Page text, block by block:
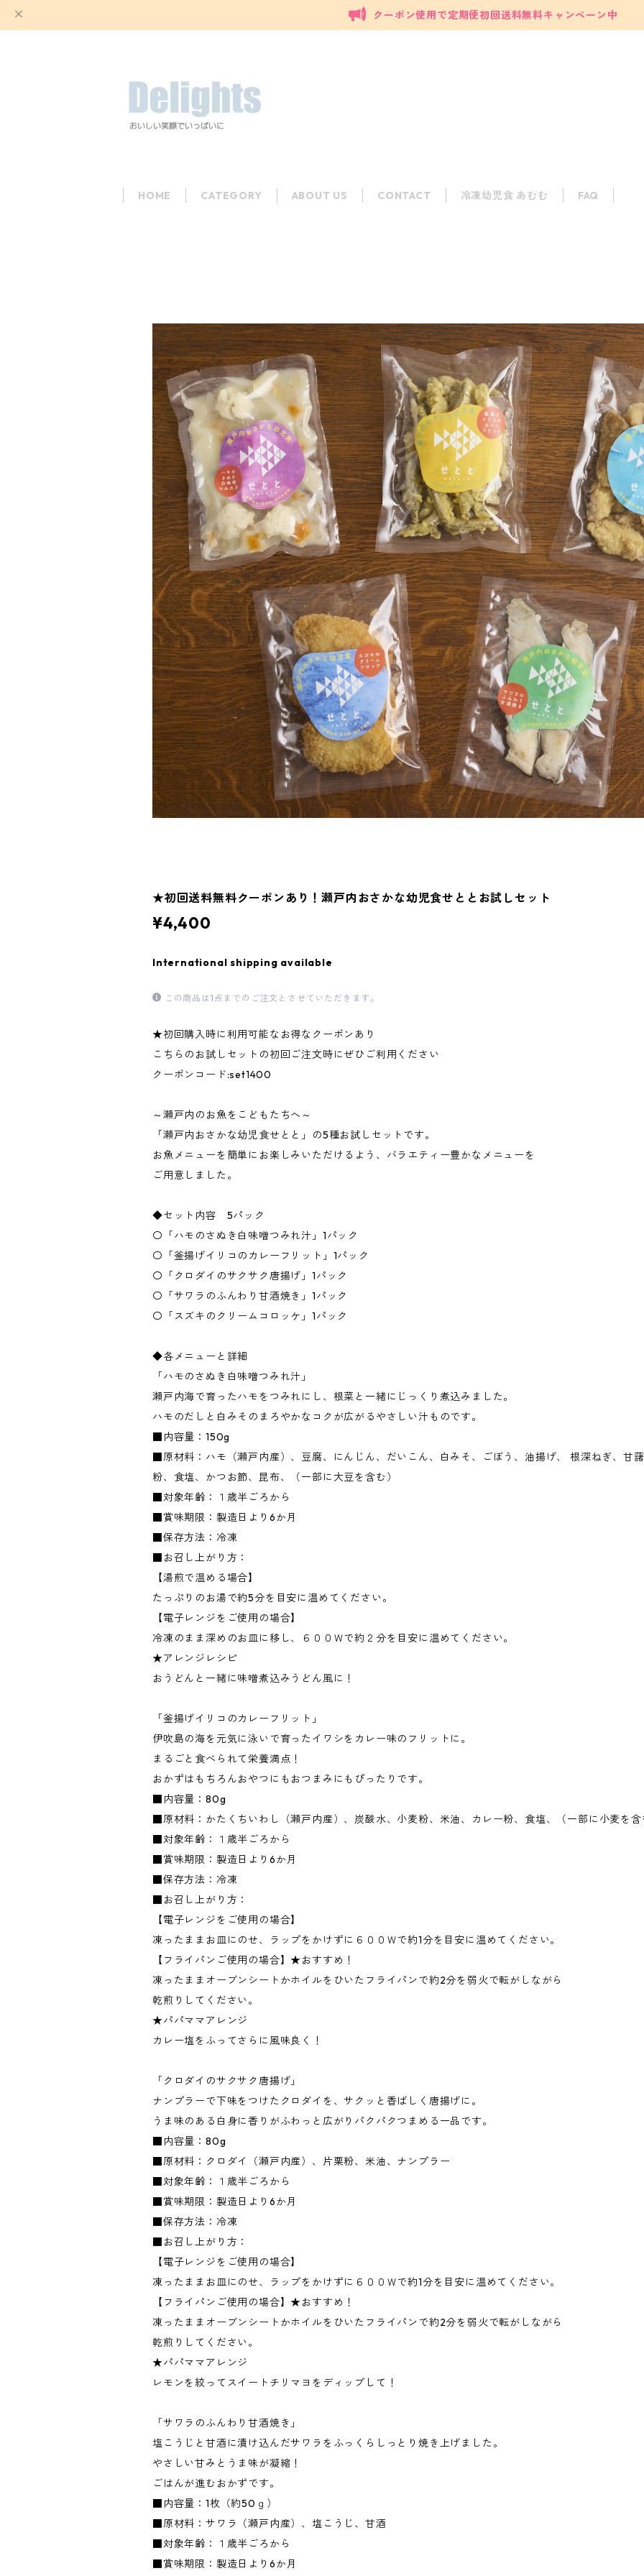
クーポン使用で定期便初回送料無料キャンペーン中
HOME CATEGORY ABOUT US CONTACT 冷凍幼児食 あむむ FAQ
★初回送料無料クーポンあり！瀬戸内おさかな幼児食せととお試しセット
¥4,400
International shipping available
この商品は1点までのご注文とさせていただきます。
★初回購入時に利用可能なお得なクーポンあり
こちらのお試しセットの初回ご注文時にぜひご利用ください
クーポンコード:set1400
～瀬戸内のお魚をこどもたちへ～
「瀬戸内おさかな幼児食せとと」の5種お試しセットです。
お魚メニューを簡単にお楽しみいただけるよう、バラエティー豊かなメニューを
ご用意しました。
◆セット内容 5パック
〇「ハモのさぬき白味噌つみれ汁」1パック
〇「釜揚げイリコのカレーフリット」1パック
〇「クロダイのサクサク唐揚げ」1パック
〇「サワラのふんわり甘酒焼き」1パック
〇「スズキのクリームコロッケ」1パック
◆各メニューと詳細
「ハモのさぬき白味噌つみれ汁」
瀬戸内海で育ったハモをつみれにし、根菜と一緒にじっくり煮込みました。
ハモのだしと白みそのまろやかなコクが広がるやさしい汁ものです。
■内容量：150g
■原材料：ハモ（瀬戸内産）、豆腐、にんじん、だいこん、白みそ、ごぼう、油揚げ、 根深ねぎ、甘
粉、食塩、かつお節、昆布、（一部に大豆を含む）
■対象年齢：１歳半ごろから
■賞味期限：製造日より6か月
■保存方法：冷凍
■お召し上がり方：
【湯煎で温める場合】
たっぷりのお湯で約5分を目安に温めてください。
【電子レンジをご使用の場合】
冷凍のまま深めのお皿に移し、６００Ｗで約２分を目安に温めてください。
★アレンジレシピ
おうどんと一緒に味噌煮込みうどん風に！
「釜揚げイリコのカレーフリット」
伊吹島の海を元気に泳いで育ったイワシをカレー味のフリットに。
まるごと食べられて栄養満点！
おかずはもちろんおやつにもおつまみにもぴったりです。
■内容量：80g
■原材料：かたくちいわし（瀬戸内産）、炭酸水、小麦粉、米油、カレー粉、食塩、（一部に小麦を含
■対象年齢：１歳半ごろから
■賞味期限：製造日より6か月
■保存方法：冷凍
■お召し上がり方：
【電子レンジをご使用の場合】
凍ったままお皿にのせ、ラップをかけずに６００Ｗで約1分を目安に温めてください。
【フライパンご使用の場合】★おすすめ！
凍ったままオーブンシートかホイルをひいたフライパンで約2分を弱火で転がしながら
乾煎りしてください。
★パパママアレンジ
カレー塩をふってさらに風味良く！
「クロダイのサクサク唐揚げ」
ナンプラーで下味をつけたクロダイを、サクッと香ばしく唐揚げに。
うま味のある白身に香りがふわっと広がりパクパクつまめる一品です。
■内容量：80g
■原材料：クロダイ（瀬戸内産）、片栗粉、米油、ナンプラー
■対象年齢：１歳半ごろから
■賞味期限：製造日より6か月
■保存方法：冷凍
■お召し上がり方：
【電子レンジをご使用の場合】
凍ったままお皿にのせ、ラップをかけずに６００Ｗで約1分を目安に温めてください。
【フライパンご使用の場合】★おすすめ！
凍ったままオーブンシートかホイルをひいたフライパンで約2分を弱火で転がしながら
乾煎りしてください。
★パパママアレンジ
レモンを絞ってスイートチリマヨをディップして！
「サワラのふんわり甘酒焼き」
塩こうじと甘酒に漬け込んだサワラをふっくらしっとり焼き上げました。
やさしい甘みとうま味が凝縮！
ごはんが進むおかずです。
■内容量：1枚（約50ｇ）
■原材料：サワラ（瀬戸内産）、塩こうじ、甘酒
■対象年齢：１歳半ごろから
■賞味期限：製造日より6か月